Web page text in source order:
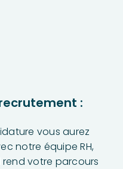
:
vous aurez
notre équipe RH,
votre parcours